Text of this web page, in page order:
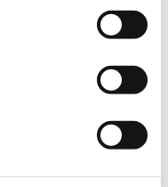
i ovnen ca. 15 minutter
ristes sprødt på en
Når baconen er afkølet
Den røde olie
den ene ende i den